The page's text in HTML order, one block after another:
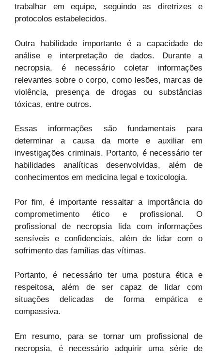
trabalhar em equipe, seguindo as diretrizes e
protocolos estabelecidos.
Outra habilidade importante é a capacidade de
análise e interpretação de dados. Durante a
necropsia, é necessário coletar informações
relevantes sobre o corpo, como lesões, marcas de
violência, presença de drogas ou substâncias
tóxicas, entre outros.
Essas informações são fundamentais para
determinar a causa da morte e auxiliar em
investigações criminais. Portanto, é necessário ter
habilidades analíticas desenvolvidas, além de
conhecimentos em medicina legal e toxicologia.
Por fim, é importante ressaltar a importância do
comprometimento ético e profissional. O
profissional de necropsia lida com informações
sensíveis e confidenciais, além de lidar com o
sofrimento das famílias das vítimas.
Portanto, é necessário ter uma postura ética e
respeitosa, além de ser capaz de lidar com
situações delicadas de forma empática e
compassiva.
Em resumo, para se tornar um profissional de
necropsia, é necessário adquirir uma série de